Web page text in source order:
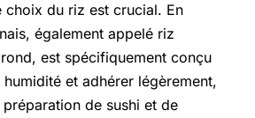
choix du riz est crucial. En
également appelé riz
est spécifiquement conçu
et adhérer légèrement,
de sushi et de